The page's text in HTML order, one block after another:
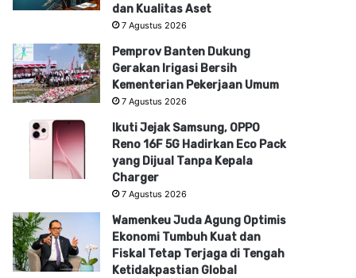
dan Kualitas Aset
7 Agustus 2026
Pemprov Banten Dukung
Gerakan Irigasi Bersih
Kementerian Pekerjaan Umum
7 Agustus 2026
Ikuti Jejak Samsung, OPPO
Reno 16F 5G Hadirkan Eco Pack
yang Dijual Tanpa Kepala
Charger
7 Agustus 2026
Wamenkeu Juda Agung Optimis
Ekonomi Tumbuh Kuat dan
Fiskal Tetap Terjaga di Tengah
Ketidakpastian Global